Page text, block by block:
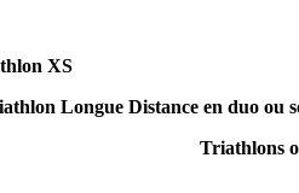
XS
Longue Distance en duo ou
Triathlons